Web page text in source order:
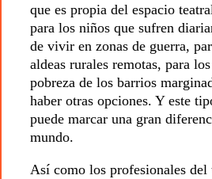
que es propia del espacio
para los niños que sufren
de vivir en zonas de guerra,
aldeas rurales remotas, para
pobreza de los barrios
haber otras opciones. Y este
puede marcar una gran
mundo.
Así como los profesionales del